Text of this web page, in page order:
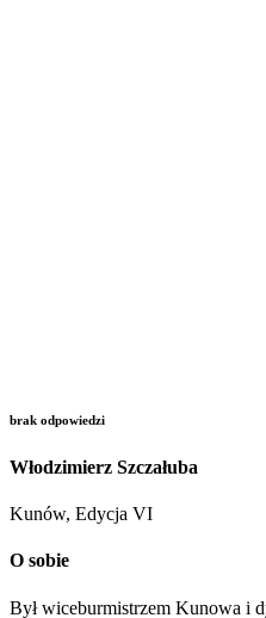
brak odpowiedzi
Włodzimierz Szczałuba
Kunów, Edycja VI
O sobie
Był wiceburmistrzem Kunowa i